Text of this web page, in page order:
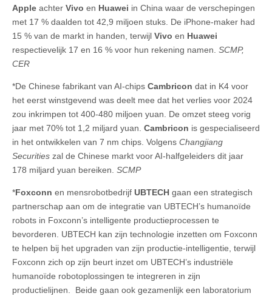
Apple achter Vivo en Huawei in China waar de verschepingen
met 17 % daalden tot 42,9 miljoen stuks. De iPhone-maker had
15 % van de markt in handen, terwijl Vivo en Huawei
respectievelijk 17 en 16 % voor hun rekening namen. SCMP,
CER
*De Chinese fabrikant van AI-chips Cambricon dat in K4 voor
het eerst winstgevend was deelt mee dat het verlies voor 2024
zou inkrimpen tot 400-480 miljoen yuan. De omzet steeg vorig
jaar met 70% tot 1,2 miljard yuan. Cambricon is gespecialiseerd
in het ontwikkelen van 7 nm chips. Volgens Changjiang
Securities zal de Chinese markt voor AI-halfgeleiders dit jaar
178 miljard yuan bereiken. SCMP
*Foxconn en mensrobotbedrijf UBTECH gaan een strategisch
partnerschap aan om de integratie van UBTECH’s humanoïde
robots in Foxconn’s intelligente productieprocessen te
bevorderen. UBTECH kan zijn technologie inzetten om Foxconn
te helpen bij het upgraden van zijn productie-intelligentie, terwijl
Foxconn zich op zijn beurt inzet om UBTECH’s industriële
humanoïde robotoplossingen te integreren in zijn
productielijnen. Beide gaan ook gezamenlijk een laboratorium